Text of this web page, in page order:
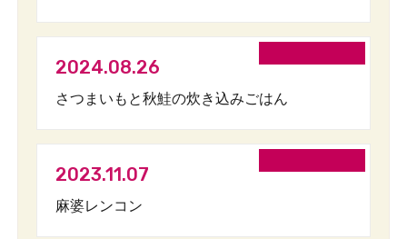
2024.08.26
さつまいもと秋鮭の炊き込みごはん
2023.11.07
麻婆レンコン